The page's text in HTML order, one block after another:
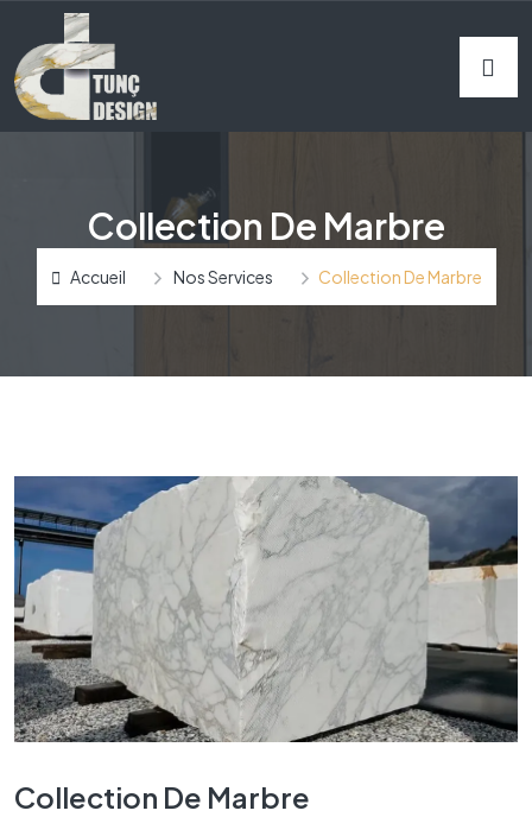
Collection De Marbre
Accueil Nos Services Collection De Marbre
Collection De Marbre